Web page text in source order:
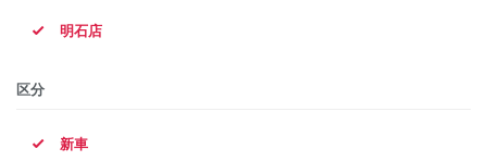
明石店
区分
新車
タイプ